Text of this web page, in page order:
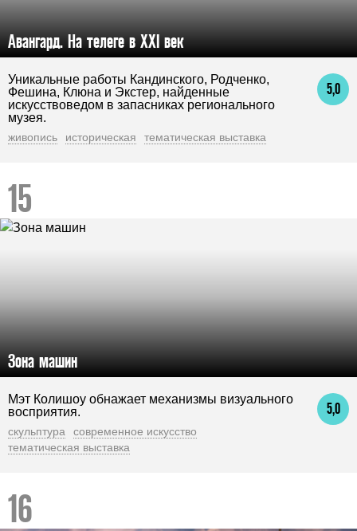
Авангард. На телеге в XXI век
5,0
Уникальные работы Кандинского, Родченко,
Фешина, Клюна и Экстер, найденные
искусствоведом в запасниках регионального
музея.
живопись историческая тематическая выставка
Зона машин
5,0
Мэт Колишоу обнажает механизмы визуального
восприятия.
скульптура
современное искусство
тематическая выставка